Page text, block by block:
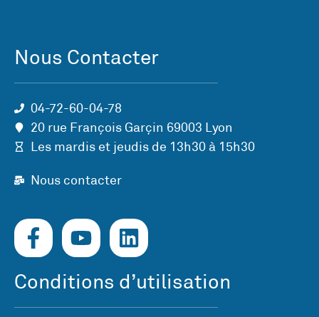
Nous Contacter
04-72-60-04-78
20 rue François Garçin 69003 Lyon
Les mardis et jeudis de 13h30 à 15h30
Nous contacter
Conditions d’utilisation